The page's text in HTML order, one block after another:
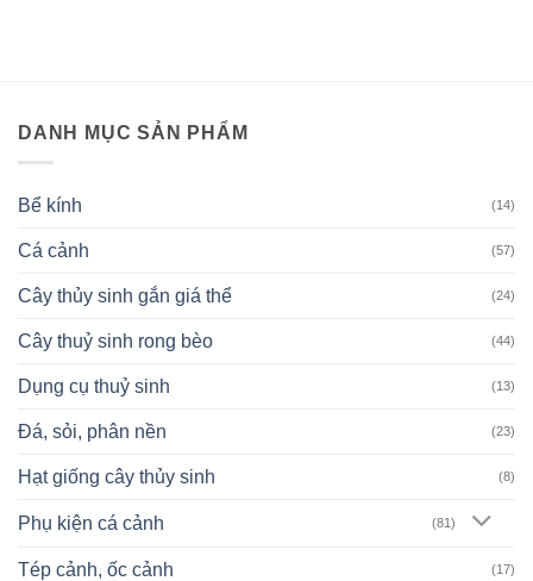
DANH MỤC SẢN PHẨM
Bể kính (14)
Cá cảnh (57)
Cây thủy sinh gắn giá thể (24)
Cây thuỷ sinh rong bèo (44)
Dụng cụ thuỷ sinh (13)
Đá, sỏi, phân nền (23)
Hạt giống cây thủy sinh (8)
Phụ kiện cá cảnh (81)
Tép cảnh, ốc cảnh (17)